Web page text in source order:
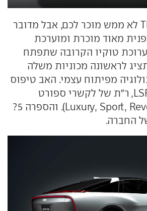
כנראה שהשם THK לא ממש מוכר לכם, אבל מדובר
מאוד מוכרת ומוערכת
טוקיו הקרובה שתפתח
לראשונה מכוניות משלה
מפיתוח עצמי. האב טיפוס
החדש נקרא LSR-05, ר"ת של לקשרי ספורט
רבולושן (Luxury, Sport, Revolution). והספרה 5?